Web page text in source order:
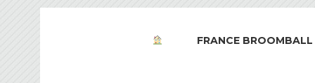
FRANCE BROOMBALL